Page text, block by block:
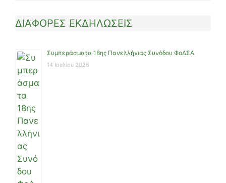
ΔΙΑΦΟΡΕΣ ΕΚΔΗΛΩΣΕΙΣ
Συμπεράσματα 18ης Πανελλήνιας Συνόδου ΦοΔΣΑ
14 Ιουλίου 2026